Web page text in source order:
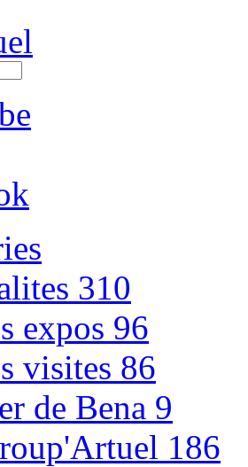
310
expos 96
visites 86
de Bena 9
186